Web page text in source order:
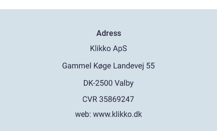
Adress
web: www.klikko.dk